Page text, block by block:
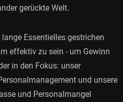
gerückte Welt.
Essentielles gestrichen
effektiv zu sein - um Gewinn
in den Fokus: unser
und unsere
und Personalmangel